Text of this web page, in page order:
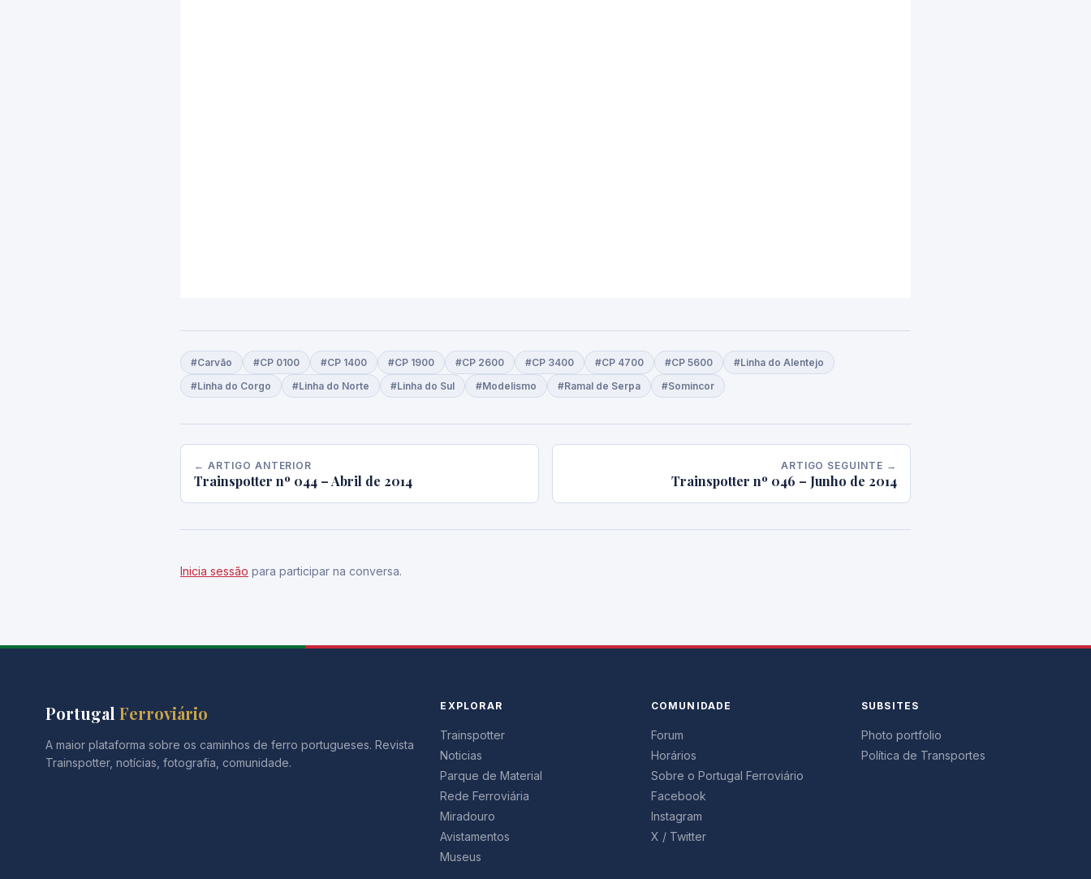
#Carvão #CP 0100 #CP 1400 #CP 1900 #CP 2600 #CP 3400 #CP 4700 #CP 5600
#Linha do Alentejo
#Linha do Corgo
#Linha do Norte #Linha do Sul #Modelismo #Ramal de Serpa #Somincor
← ARTIGO ANTERIOR
Trainspotter nº 044 – Abril de 2014
ARTIGO SEGUINTE →
Trainspotter nº 046 – Junho de 2014
Inicia sessão para participar na conversa.
Portugal Ferroviário
A maior plataforma sobre os caminhos de ferro portugueses. Revista
Trainspotter, notícias, fotografia, comunidade.
EXPLORAR
Trainspotter
Noticias
Parque de Material
Rede Ferroviária
Miradouro
Avistamentos
Museus
COMUNIDADE
Forum
Horários
Sobre o Portugal Ferroviário
Facebook
Instagram
X / Twitter
SUBSITES
Photo portfolio
Política de Transportes